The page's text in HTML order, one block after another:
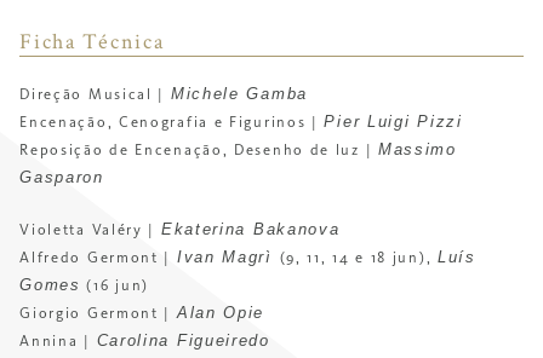
Ficha Técnica
Direção Musical | Michele Gamba
Encenação, Cenografia e Figurinos |Pier Luigi Pizzi
Reposição de Encenação, Desenho de luz | Massimo
Gasparon
Violetta Valéry | Ekaterina Bakanova
Alfredo Germont | Ivan Magrì (9, 11, 14 e 18 jun), Luís
Gomes (16 jun)
Giorgio Germont |Alan Opie
Annina | Carolina Figueiredo